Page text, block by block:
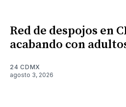
Red de despojos en
acabando con
24 CDMX
agosto 3, 2026